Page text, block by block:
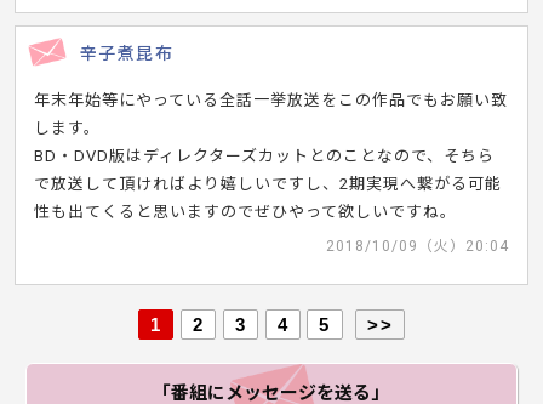
辛子煮昆布
年末年始等にやっている全話一挙放送をこの作品でもお願い致
します。
BD・DVD版はディレクターズカットとのことなので、そちら
で放送して頂ければより嬉しいですし、2期実現へ繋がる可能
性も出てくると思いますのでぜひやって欲しいですね。
2018/10/09（火）20:04
1 2 3 4 5 >>
「番組にメッセージを送る」